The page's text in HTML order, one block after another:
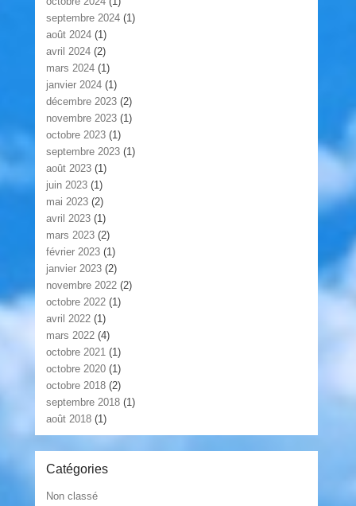
septembre 2024 (1)
août 2024 (1)
avril 2024 (2)
mars 2024 (1)
janvier 2024 (1)
décembre 2023 (2)
novembre 2023 (1)
octobre 2023 (1)
septembre 2023 (1)
août 2023 (1)
juin 2023 (1)
mai 2023 (2)
avril 2023 (1)
mars 2023 (2)
février 2023 (1)
janvier 2023 (2)
novembre 2022 (2)
octobre 2022 (1)
avril 2022 (1)
mars 2022 (4)
octobre 2021 (1)
octobre 2020 (1)
octobre 2018 (2)
septembre 2018 (1)
août 2018 (1)
Catégories
Non classé